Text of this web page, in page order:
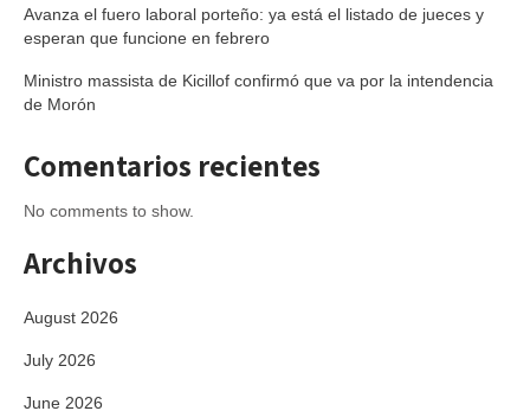
Avanza el fuero laboral porteño: ya está el listado de jueces y
esperan que funcione en febrero
Ministro massista de Kicillof confirmó que va por la intendencia
de Morón
Comentarios recientes
No comments to show.
Archivos
August 2026
July 2026
June 2026